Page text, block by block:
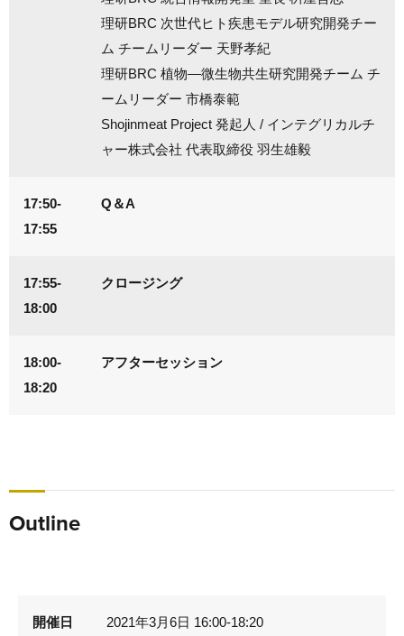
理研BRC 次世代ヒト疾患モデル研究開発チー
ム チームリーダー 天野孝紀
理研BRC 植物―微生物共生研究開発チーム チ
ームリーダー 市橋泰範
Shojinmeat Project 発起人 / インテグリカルチ
ャー株式会社 代表取締役 羽生雄毅
17:50-
17:55
Q＆A
17:55-
18:00
クロージング
18:00-
18:20
アフターセッション
Outline
開催日 2021年3月6日 16:00-18:20